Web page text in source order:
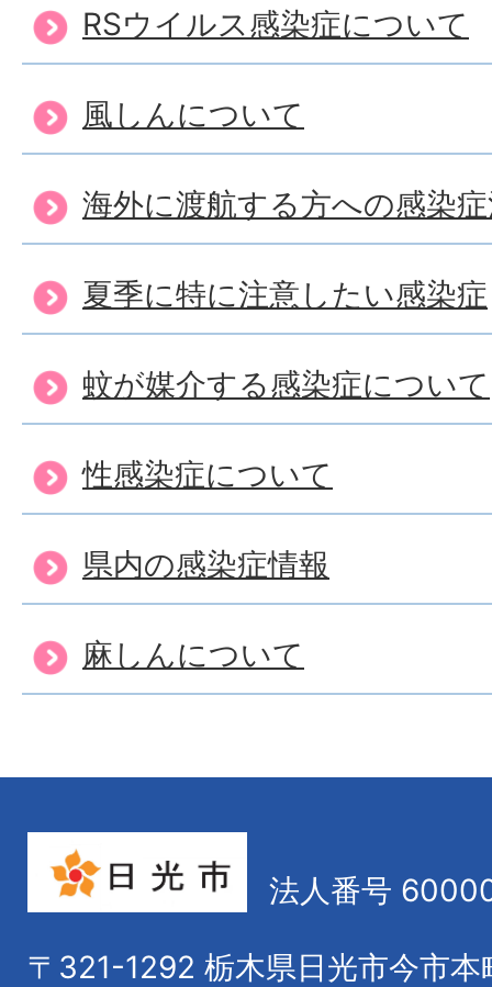
RSウイルス感染症について
風しんについて
海外に渡航する方への感染
夏季に特に注意したい感染症
蚊が媒介する感染症について
性感染症について
県内の感染症情報
麻しんについて
法人番号
〒321-1292 栃木県日光市今市本